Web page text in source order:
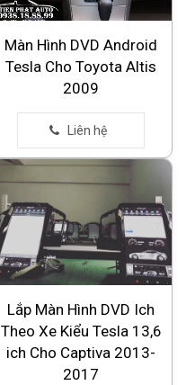
Màn Hình DVD Android
Tesla Cho Toyota Altis
2009
Lắp Màn Hình DVD Ich
Theo Xe Kiểu Tesla 13,6
ich Cho Captiva 2013-
2017